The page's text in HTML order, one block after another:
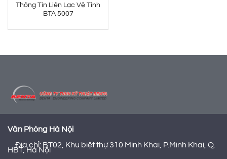
Thông Tin Liên Lạc Vệ Tinh
BTA 5007
Văn Phòng Hà Nội
Địa chỉ: BT02, Khu biệt thự 310 Minh Khai, P.Minh Khai, Q.
HBT, Hà Nội